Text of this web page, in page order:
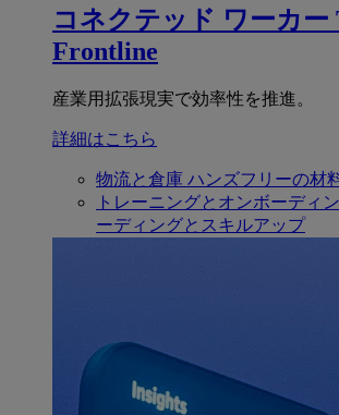
コネクテッド ワーカー
Frontline
産業用拡張現実で効率性を推進。
詳細はこちら
物流と倉庫 ハンズフリーの材
トレーニングとオンボーディ
ーディングとスキルアップ